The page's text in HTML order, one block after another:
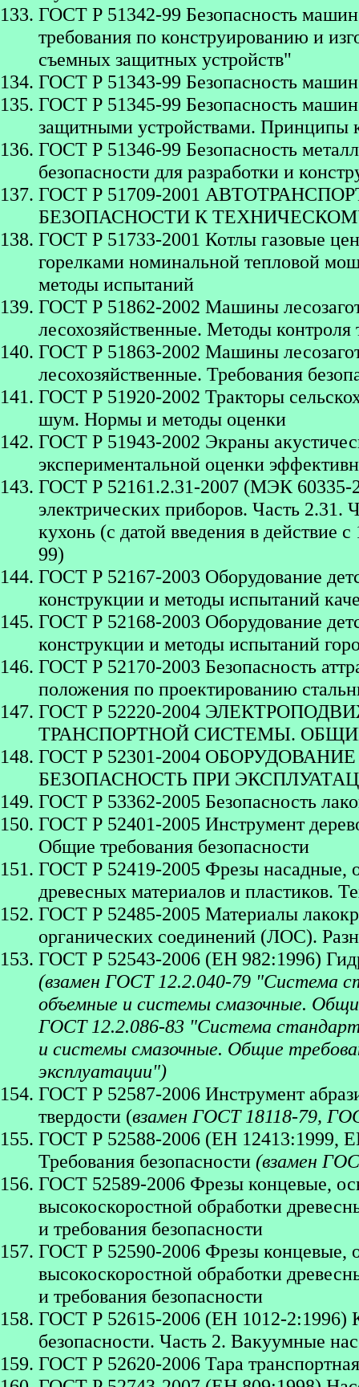
ГОСТ Р 51342-99 Безопасность
требования по конструированию и
съемных защитных устройств"
ГОСТ Р 51343-99 Безопасность
ГОСТ Р 51345-99 Безопасность
защитными устройствами. Принципы
ГОСТ Р 51346-99 Безопасность
безопасности для разработки и
ГОСТ Р 51709-2001
БЕЗОПАСНОСТИ К
ГОСТ Р 51733-2001 Котлы газовые
горелками номинальной тепловой
методы испытаний
ГОСТ Р 51862-2002 Машины
лесохозяйственные. Методы контроля
ГОСТ Р 51863-2002 Машины
лесохозяйственные. Требования
ГОСТ Р 51920-2002 Тракторы
шум. Нормы и методы оценки
ГОСТ Р 51943-2002 Экраны
экспериментальной оценки
ГОСТ Р 52161.2.31-2007 (МЭК 60335-
электрических приборов. Часть 2.31.
кухонь (с датой введения в
99)
ГОСТ Р 52167-2003 Оборудование
конструкции и методы испытаний
ГОСТ Р 52168-2003 Оборудование
конструкции и методы испытаний
ГОСТ Р 52170-2003 Безопасность
положения по проектированию
ГОСТ Р 52220-2004
ТРАНСПОРТНОЙ СИСТЕМЫ.
ГОСТ Р 52301-2004
БЕЗОПАСНОСТЬ ПРИ
ГОСТ Р 53362-2005 Безопасность
ГОСТ Р 52401-2005 Инструмент
Общие требования безопасности
ГОСТ Р 52419-2005 Фрезы насадные,
древесных материалов и пластиков.
ГОСТ Р 52485-2005 Материалы
органических соединений (ЛОС).
ГОСТ Р 52543-2006 (ЕН 982:1996)
(взамен ГОСТ 12.2.040-79 "Система
объемные и системы смазочные.
ГОСТ 12.2.086-83 "Система
и системы смазочные. Общие
эксплуатации")
ГОСТ Р 52587-2006 Инструмент
твердости (взамен ГОСТ 18118-79,
ГОСТ Р 52588-2006 (ЕН 12413:1999,
Требования безопасности (взамен
ГОСТ 52589-2006 Фрезы концевые,
высокоскоростной обработки
и требования безопасности
ГОСТ Р 52590-2006 Фрезы концевые,
высокоскоростной обработки
и требования безопасности
ГОСТ Р 52615-2006 (ЕН 1012-2:1996)
безопасности. Часть 2. Вакуумные
ГОСТ Р 52620-2006 Тара